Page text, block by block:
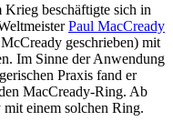
beschäftigte sich in
Paul MacCready
geschrieben) mit
Im Sinne der Anwendung
Praxis fand er
MacCready-Ring. Ab
einem solchen Ring.